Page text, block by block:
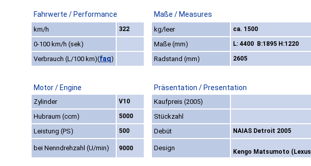
Fahrwerte / Performance Maße / Measures
km/h 322 kg/leer ca. 1500
0-100 km/h (sek) Maße (mm) L: 4400 B:1895 H:1220
Verbrauch (L/100 km)(faq) Radstand (mm) 2605
Motor / Engine Präsentation / Presentation
Zylinder V10
Kaufpreis (2005)
Hubraum (ccm)
5000
Stückzahl
Leistung (PS)
500 Debüt NAIAS Detroit 2005
bei Nenndrehzahl (U/min) 9000 Design Kengo Matsumoto